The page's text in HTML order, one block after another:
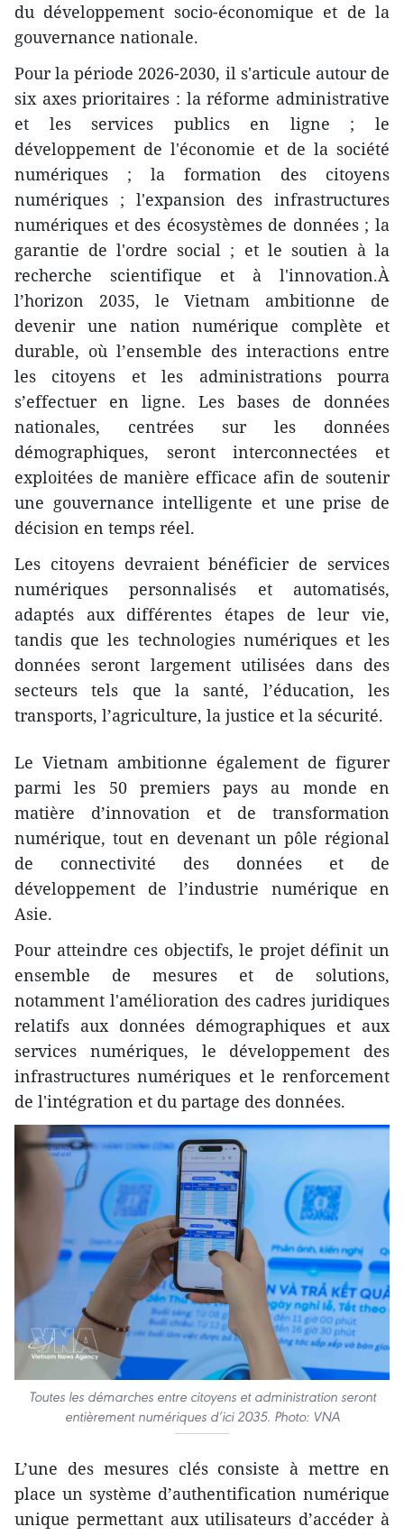
du développement socio-économique et de la
gouvernance nationale.
Pour la période 2026-2030, il s'articule autour de
six axes prioritaires : la réforme administrative
et les services publics en ligne ; le
développement de l'économie et de la société
numériques ; la formation des citoyens
numériques ; l'expansion des infrastructures
numériques et des écosystèmes de données ; la
garantie de l'ordre social ; et le soutien à la
recherche scientifique et à l'innovation.À
l’horizon 2035, le Vietnam ambitionne de
devenir une nation numérique complète et
durable, où l’ensemble des interactions entre
les citoyens et les administrations pourra
s’effectuer en ligne. Les bases de données
nationales, centrées sur les données
démographiques, seront interconnectées et
exploitées de manière efficace afin de soutenir
une gouvernance intelligente et une prise de
décision en temps réel.
Les citoyens devraient bénéficier de services
numériques personnalisés et automatisés,
adaptés aux différentes étapes de leur vie,
tandis que les technologies numériques et les
données seront largement utilisées dans des
secteurs tels que la santé, l’éducation, les
transports, l’agriculture, la justice et la sécurité.
Le Vietnam ambitionne également de figurer
parmi les 50 premiers pays au monde en
matière d’innovation et de transformation
numérique, tout en devenant un pôle régional
de connectivité des données et de
développement de l’industrie numérique en
Asie.
Pour atteindre ces objectifs, le projet définit un
ensemble de mesures et de solutions,
notamment l'amélioration des cadres juridiques
relatifs aux données démographiques et aux
services numériques, le développement des
infrastructures numériques et le renforcement
de l'intégration et du partage des données.
Toutes les démarches entre citoyens et administration seront
entièrement numériques d’ici 2035. Photo: VNA
L’une des mesures clés consiste à mettre en
place un système d’authentification numérique
unique permettant aux utilisateurs d’accéder à